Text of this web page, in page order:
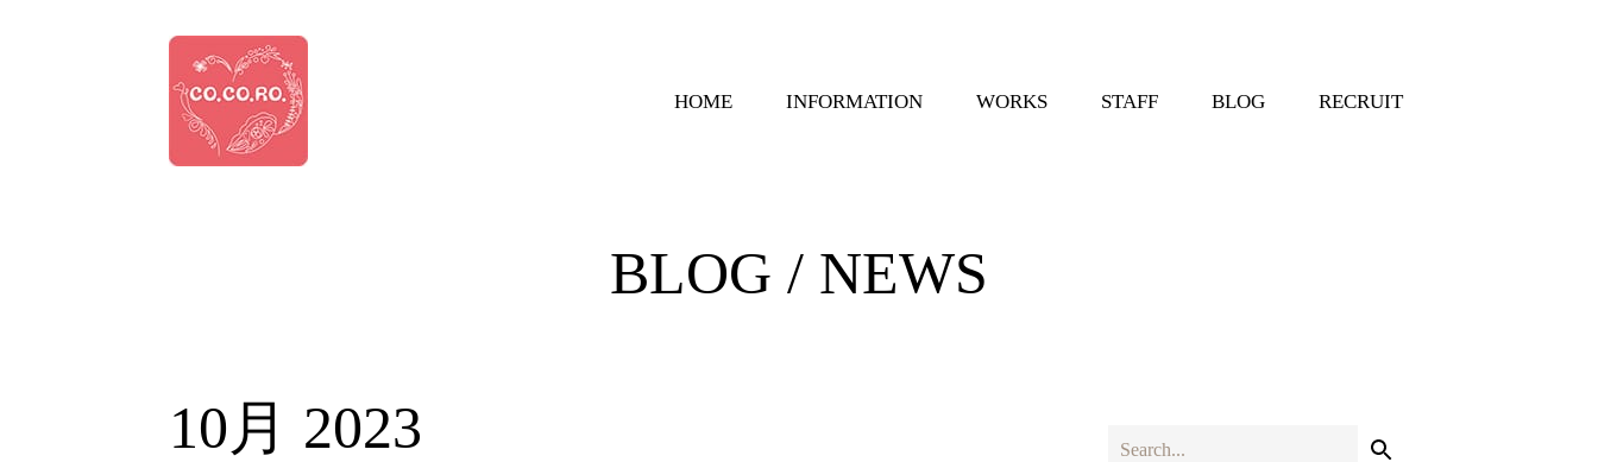
HOME INFORMATION WORKS STAFF BLOG RECRUIT
BLOG / NEWS
10月 2023